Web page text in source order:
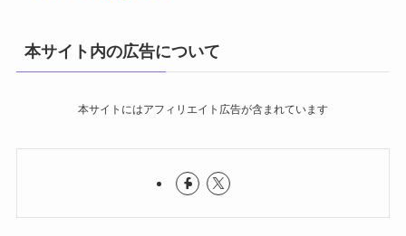
本サイト内の広告について
本サイトにはアフィリエイト広告が含まれています